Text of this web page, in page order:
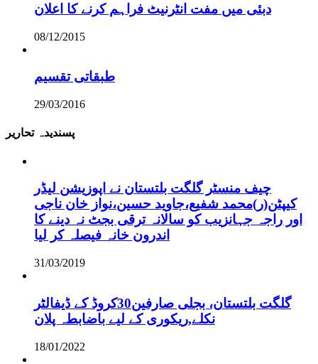
دبئی میں مفت انٹرنیٹ فراہم کرنے کا اعلان
08/12/2015
طبقاتی تقسیم
29/03/2016
پسندیدہ تحاریر
چیف منسٹر گلگت بلتستان نے اپوزیشن لیڈر
کیپٹن(ر)محمد شفیع،جاوید حسین،نواز خان ناجی
اور راجہ جہانزیب کو سالانہ ترقی بجٹ نہ دینے کا
اندرون خانہ فیصلہ کر لیا
31/03/2019
گلگت بلتستان، بجلی صارفین30کروڈ کے ڈیفالٹر
نکلے,ریکوری کے لیے باضابطہ پلان
18/01/2022